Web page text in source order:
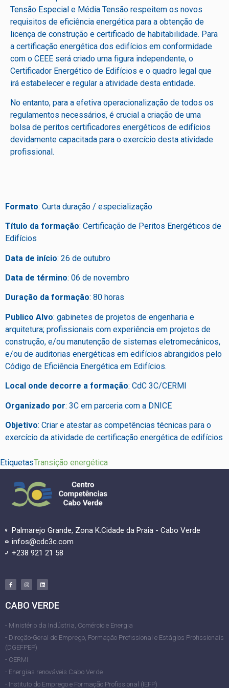
Tensão Especial e Média Tensão respeitem os novos
requisitos de eficiência energética para a obtenção de
licença de construção e certificado de habitabilidade. Para
a certificação energética dos edifícios em conformidade
com o CEEE será criado uma figura independente, o
Certificador Energético de Edifícios e o quadro legal que
irá estabelecer e regular a atividade desta entidade.
No entanto, para a efetiva operacionalização de todos os
regulamentos necessários, é crucial a criação de uma
bolsa de peritos certificadores energéticos de edifícios
devidamente capacitada para o exercício desta atividade
profissional.
Formato: Curta duração / especialização
Título da formação: Certificação de Peritos Energéticos de
Edifícios
Data de início: 26 de outubro
Data de término: 06 de novembro
Duração da formação: 80 horas
Publico Alvo: gabinetes de projetos de engenharia e
arquitetura; profissionais com experiência em projetos de
construção, e/ou manutenção de sistemas eletromecânicos,
e/ou de auditorias energéticas em edifícios abrangidos pelo
Código de Eficiência Energética em Edifícios.
Local onde decorre a formação: CdC 3C/CERMI
Organizado por: 3C em parceria com a DNICE
Objetivo: Criar e atestar as competências técnicas para o
exercício da atividade de certificação energética de edifícios
EtiquetasTransição energética
Palmarejo Grande, Zona K.Cidade da Praia - Cabo Verde
infos@cdc3c.com
+238 921 21 58
CABO VERDE
- Ministério da Indústria, Comércio e Energia
- Direção-Geral do Emprego, Formação Profissional e Estágios Profissionais
(DGEFPEP)
- CERMI
- Energias renováveis Cabo Verde
- Instituto do Emprego e Formação Profissional (IEFP)